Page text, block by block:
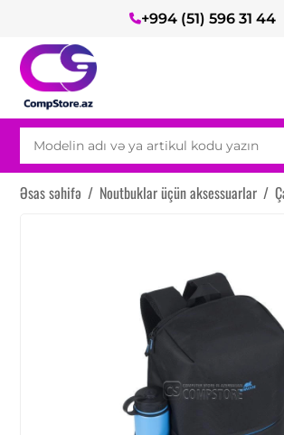
+994 (51) 596 31 44
Əsas səhifə / Noutbuklar üçün aksessuarlar /